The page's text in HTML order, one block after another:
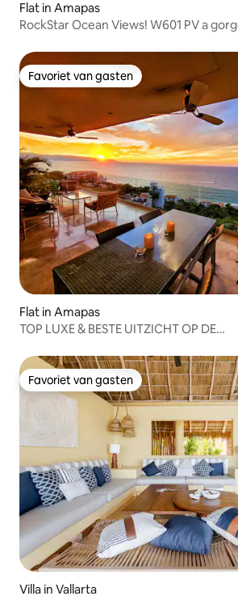
Flat in Amapas
RockStar Ocean Views! W601 PV a
Favoriet van gasten
Favoriet van gasten
Flat in Amapas
TOP LUXE & BESTE UITZICHT OP DE
Favoriet van gasten
Favoriet van gasten
Villa in Vallarta